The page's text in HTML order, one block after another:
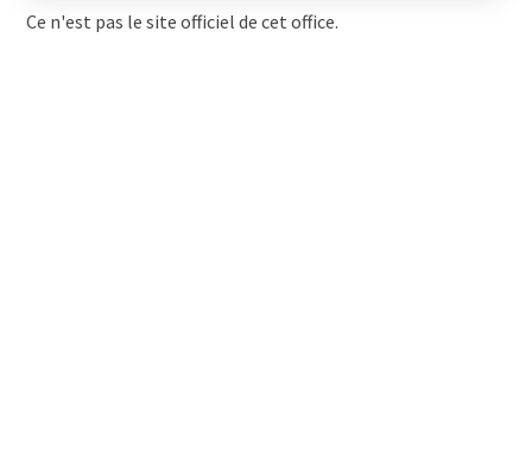
Ce n'est pas le site officiel de cet office.